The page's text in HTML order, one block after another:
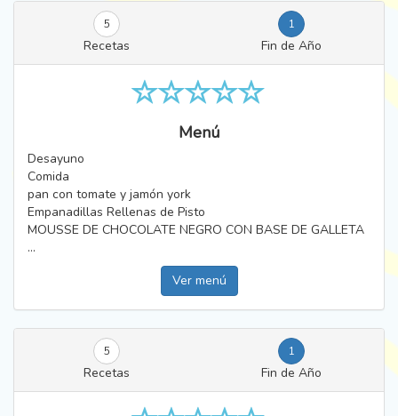
5 1
Recetas Fin de Año
Menú
Desayuno
Comida
pan con tomate y jamón york
Empanadillas Rellenas de Pisto
MOUSSE DE CHOCOLATE NEGRO CON BASE DE GALLETA
...
Ver menú
5 1
Recetas Fin de Año